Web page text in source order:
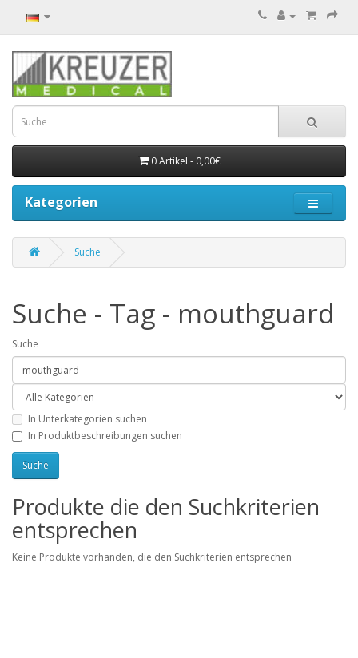
0 Artikel - 0,00€
Kategorien
Suche
Suche - Tag - mouthguard
Suche
In Unterkategorien suchen
In Produktbeschreibungen suchen
Produkte die den Suchkriterien
entsprechen
Keine Produkte vorhanden, die den Suchkriterien entsprechen